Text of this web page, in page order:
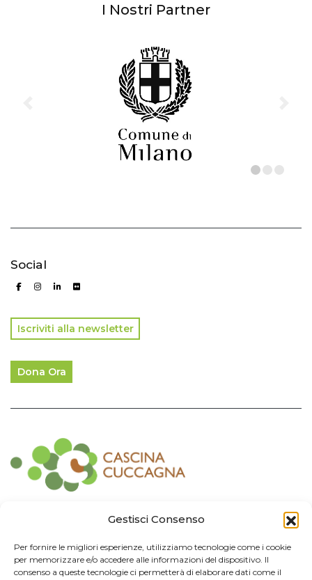
Gestisci Consenso
Per fornire le migliori esperienze, utilizziamo tecnologie come i cookie
per memorizzare e/o accedere alle informazioni del dispositivo. Il
consenso a queste tecnologie ci permetterà di elaborare dati come il
I Nostri Partner
Social
Iscriviti alla newsletter
Dona Ora
Impresa Sociale
Via Cuccagna 2/4 - 20135 Milano - tel. 02.83421007
CF97426130155 -P. IVA06232010964 -REA MI-2522352 -RUNTS25837